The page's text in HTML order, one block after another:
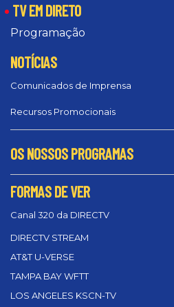
TV EM DIRETO
Programação
NOTÍCIAS
Comunicados de Imprensa
Recursos Promocionais
OS NOSSOS PROGRAMAS
FORMAS DE VER
Canal 320 da DIRECTV
DIRECTV STREAM
AT&T U-VERSE
TAMPA BAY WFTT
LOS ANGELES KSCN-TV